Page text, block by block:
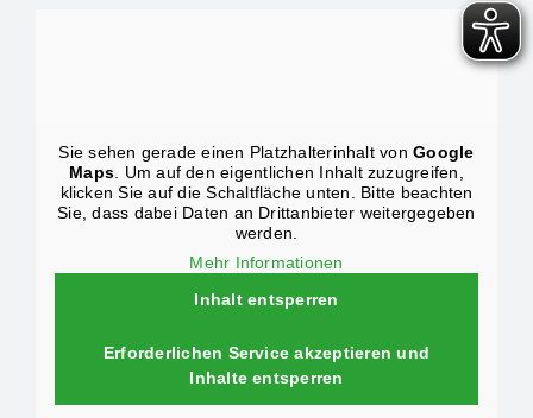
Sie sehen gerade einen Platzhalterinhalt vonGoogle
Maps . Um auf den eigentlichen Inhalt zuzugreifen,
klicken Sie auf die Schaltfläche unten. Bitte beachten
Sie, dass dabei Daten an Drittanbieter weitergegeben
werden.
Mehr Informationen
Inhalt entsperren
Erforderlichen Service akzeptieren und
Inhalte entsperren